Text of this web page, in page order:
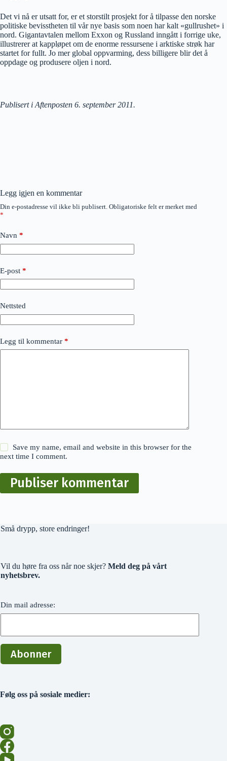
Det vi nå er utsatt for, er et storstilt prosjekt for å tilpasse den norske
politiske bevisstheten til vår nye basis som noen har kalt «gullrushet» i
nord. Gigantavtalen mellom Exxon og Russland inngått i forrige uke,
illustrerer at kappløpet om de enorme ressursene i arktiske strøk har
startet for fullt. Jo mer global oppvarming, dess billigere blir det å
oppdage og produsere oljen i nord.
Publisert i Aftenposten 6. september 2011.
Legg igjen en kommentar
Din e-postadresse vil ikke bli publisert. Obligatoriske felt er merket med
*
Navn *
E-post *
Nettsted
Legg til kommentar *
Save my name, email and website in this browser for the
next time I comment.
Publiser kommentar
Små drypp, store endringer!
Vil du høre fra oss når noe skjer? Meld deg på vårt
nyhetsbrev.
Din mail adresse:
Følg oss på sosiale medier: